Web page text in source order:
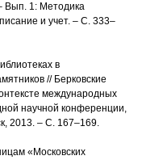
Вып. 1: Методика
и учет. – С. 333–
в
// Берковские
международных
научной конференции,
2013. – С. 167–169.
«Московских